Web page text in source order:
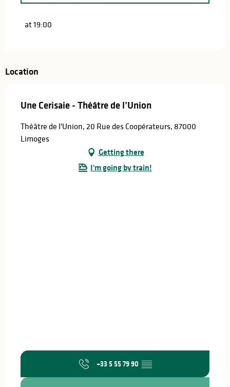
From
at 19:00
Location
Une Cerisaie - Théâtre de l’Union
Théâtre de l'Union, 20 Rue des Coopérateurs, 87000
Limoges
Getting there
I'm going by train!
+33 5 55 79 90 ▒▒